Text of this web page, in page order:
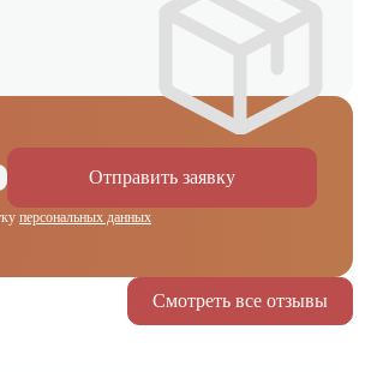
Отправить заявку
персональных данных
Смотреть все отзывы